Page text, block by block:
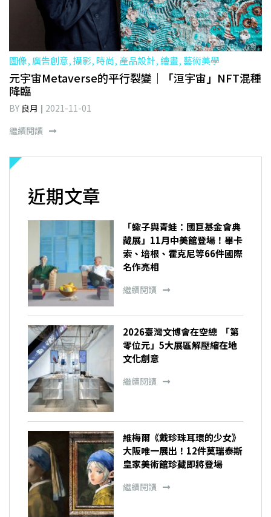
圖像, 廣告創意, 攝影, 時尚, 產品設計, 繪畫, 藝術美學
元宇宙Metaverse的平行裂變｜「洹宇宙」NFT混種
降臨
BY 良月
2021-11-01
繼續閱讀
近期文章
「蠍子與青蛙：國巨基金會典
藏展」11月中美館登場！畢卡
索、培根、霍克尼等66件國際
名作亮相
繼續閱讀
2026臺灣文博會在空總 「第
零位元」5大展區解壓縮在地
文化創意
繼續閱讀
維梅爾《戴珍珠耳環的少女》
大阪唯一展出！12件莫瑞泰斯
皇家美術館珍藏即將登場
繼續閱讀